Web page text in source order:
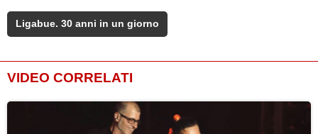
Ligabue. 30 anni in un giorno
VIDEO CORRELATI